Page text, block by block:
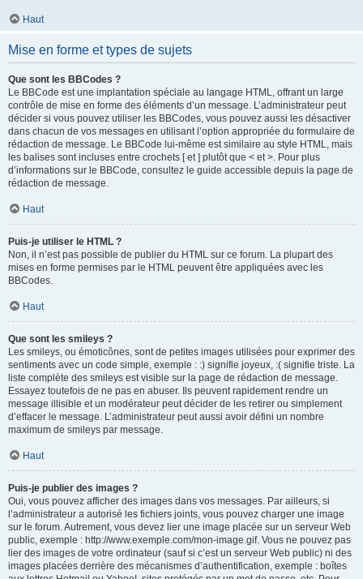
Haut
Mise en forme et types de sujets
Que sont les BBCodes ?
Le BBCode est une implantation spéciale au langage HTML, offrant un large
contrôle de mise en forme des éléments d’un message. L’administrateur peut
décider si vous pouvez utiliser les BBCodes, vous pouvez aussi les désactiver
dans chacun de vos messages en utilisant l’option appropriée du formulaire de
rédaction de message. Le BBCode lui-même est similaire au style HTML, mais
les balises sont incluses entre crochets [ et ] plutôt que < et >. Pour plus
d’informations sur le BBCode, consultez le guide accessible depuis la page de
rédaction de message.
Haut
Puis-je utiliser le HTML ?
Non, il n’est pas possible de publier du HTML sur ce forum. La plupart des
mises en forme permises par le HTML peuvent être appliquées avec les
BBCodes.
Haut
Que sont les smileys ?
Les smileys, ou émoticônes, sont de petites images utilisées pour exprimer des
sentiments avec un code simple, exemple : :) signifie joyeux, :( signifie triste. La
liste complète des smileys est visible sur la page de rédaction de message.
Essayez toutefois de ne pas en abuser. Ils peuvent rapidement rendre un
message illisible et un modérateur peut décider de les retirer ou simplement
d’effacer le message. L’administrateur peut aussi avoir défini un nombre
maximum de smileys par message.
Haut
Puis-je publier des images ?
Oui, vous pouvez afficher des images dans vos messages. Par ailleurs, si
l’administrateur a autorisé les fichiers joints, vous pouvez charger une image
sur le forum. Autrement, vous devez lier une image placée sur un serveur Web
public, exemple : http://www.exemple.com/mon-image.gif. Vous ne pouvez pas
lier des images de votre ordinateur (sauf si c’est un serveur Web public) ni des
images placées derrière des mécanismes d’authentification, exemple : boîtes